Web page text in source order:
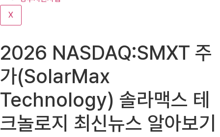
기
X
2026 NASDAQ:SMXT 주
가(SolarMax
Technology) 솔라맥스 테
크놀로지 최신뉴스 알아보기